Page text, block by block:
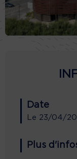
Date
Le 23/04/
Plus